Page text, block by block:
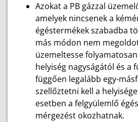
Azokat a PB gázzal
amelyek nincsenek a
égéstermékek szabadba
más módon nem
üzemeltesse
helyiség nagyságától és a
függően legalább egy-
szellőztetni kell a
esetben a felgyülemlő
mérgezést okozhatnak.